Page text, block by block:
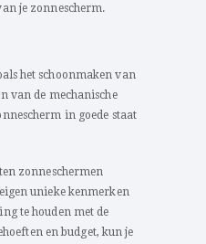
je zonnescherm.
het schoonmaken van
van de mechanische
in goede staat
zonneschermen
unieke kenmerken
te houden met de
en budget, kun je